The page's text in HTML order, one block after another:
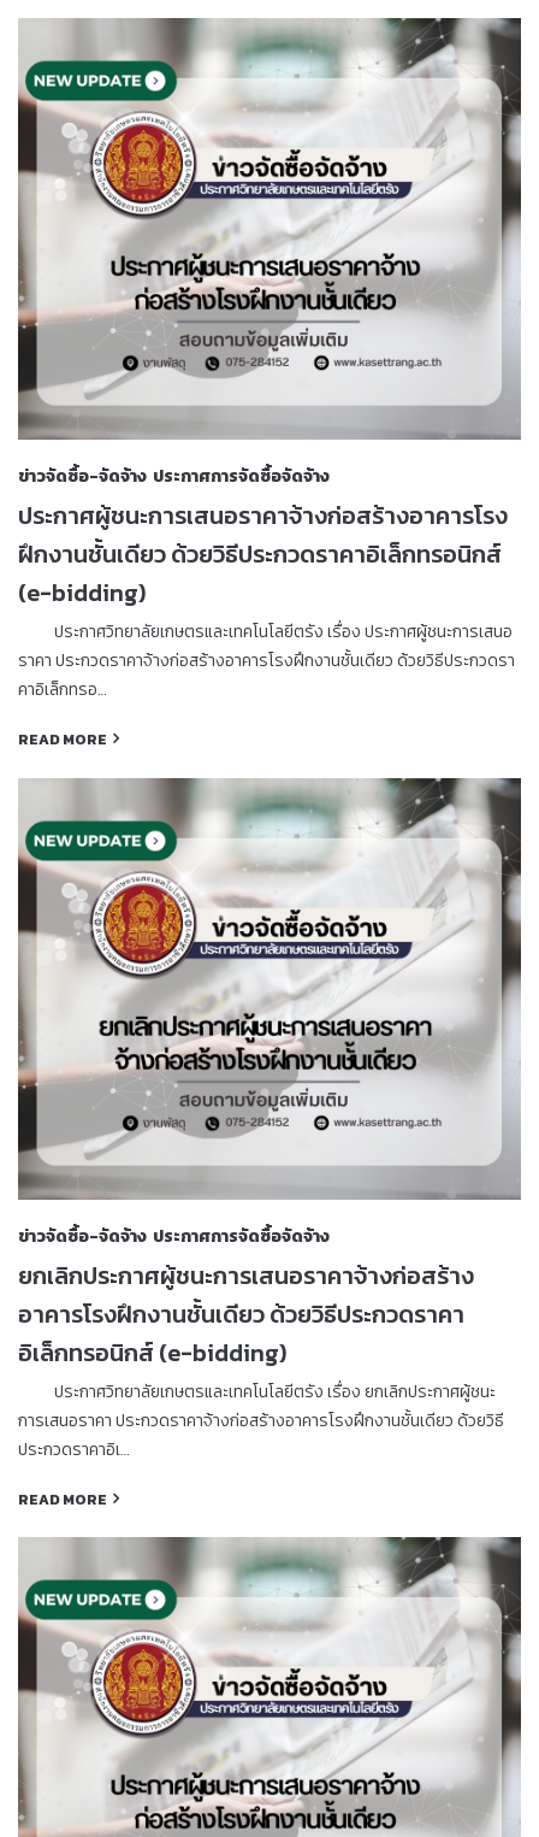
ข่าวจัดซื้อ-จัดจ้าง ประกาศการจัดซื้อจัดจ้าง
ประกาศผู้ชนะการเสนอราคาจ้างก่อสร้างอาคารโรง
ฝึกงานชั้นเดียว ด้วยวิธีประกวดราคาอิเล็กทรอนิกส์
(e-bidding)
ประกาศวิทยาลัยเกษตรและเทคโนโลยีตรัง เรื่อง ประกาศผู้ชนะการเสนอ
ราคา ประกวดราคาจ้างก่อสร้างอาคารโรงฝึกงานชั้นเดียว ด้วยวิธีประกวดรา
คาอิเล็กทรอ…
READ MORE
ข่าวจัดซื้อ-จัดจ้าง ประกาศการจัดซื้อจัดจ้าง
ยกเลิกประกาศผู้ชนะการเสนอราคาจ้างก่อสร้าง
อาคารโรงฝึกงานชั้นเดียว ด้วยวิธีประกวดราคา
อิเล็กทรอนิกส์ (e-bidding)
ประกาศวิทยาลัยเกษตรและเทคโนโลยีตรัง เรื่อง ยกเลิกประกาศผู้ชนะ
การเสนอราคา ประกวดราคาจ้างก่อสร้างอาคารโรงฝึกงานชั้นเดียว ด้วยวิธี
ประกวดราคาอิเ…
READ MORE